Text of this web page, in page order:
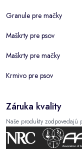
Granule pre mačky
Maškrty pre psov
Maškrty pre mačky
Krmivo pre psov
Záruka kvality
Naše produkty zodpovedajú